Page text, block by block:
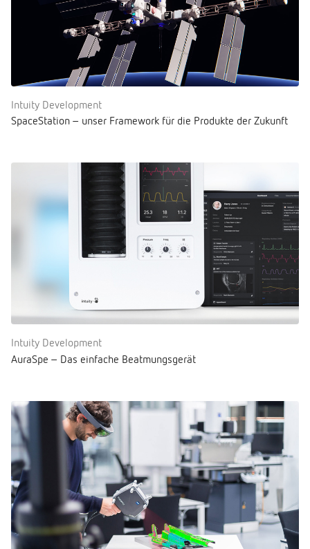
Intuity Development
SpaceStation – unser Framework für die Produkte der Zukunft
Intuity Development
AuraSpe – Das einfache Beatmungsgerät